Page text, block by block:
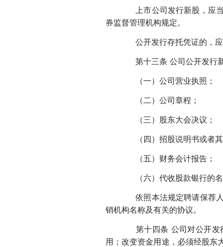
上市公司发行新股，应当
券监督管理机构规定。
公开发行存托凭证的，应
第十三条 公司公开发行新
（一）公司营业执照；
（二）公司章程；
（三）股东大会决议；
（四）招股说明书或者其
（五）财务会计报告；
（六）代收股款银行的名
依照本法规定聘请保荐人
销机构名称及有关的协议。
第十四条 公司对公开发
用；改变资金用途，必须经股东